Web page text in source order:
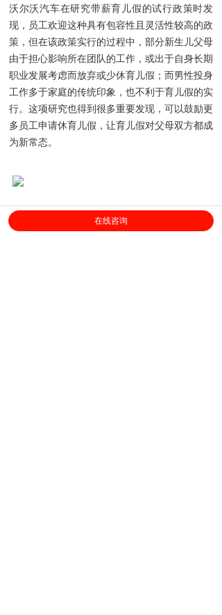
沃尔沃汽车在研究带薪育儿假的试行政策时发
现，员工欢迎这种具有包容性且灵活性较高的政
策，但在该政策实行的过程中，部分新生儿父母
由于担心影响所在团队的工作，或出于自身长期
职业发展考虑而放弃或少休育儿假；而男性投身
工作多于家庭的传统印象，也不利于育儿假的实
行。这项研究也得到很多重要发现，可以鼓励更
多员工申请休育儿假，让育儿假对父母双方都成
为新常态。
2021年4月1日起，沃尔沃汽车推出“沃尔沃全球
在线咨询